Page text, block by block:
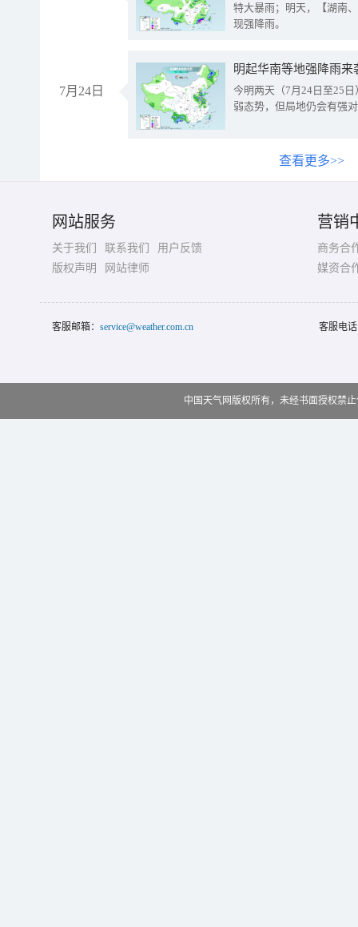
特大暴雨；明天，【湖南
现强降雨。
7月24日
明起华南等地强降雨
今明两天（7月24日至25
弱态势，但局地仍会有强
查看更多>>
网站服务
关于我们 联系我们
用户反馈
版权声明
网站律师
营销
商务合
媒资合
客服邮箱： service@weather.com.cn 客服电
中国天气网版权所有，未经书面授权